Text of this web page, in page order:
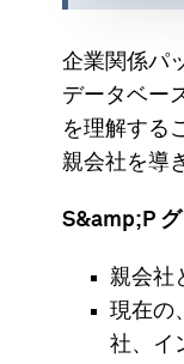
企業関係パ
データベー
を理解する
親会社を導
S&amp;P
親会社
現在の
社、イ